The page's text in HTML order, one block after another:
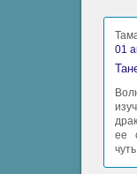
01
ее